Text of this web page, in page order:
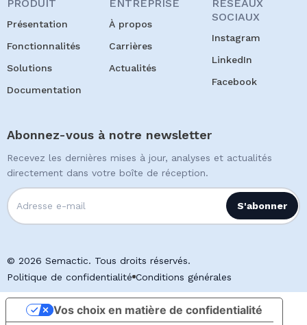
PRODUIT
Présentation
Fonctionnalités
Solutions
Documentation
ENTREPRISE
À propos
Carrières
Actualités
RÉSEAUX
SOCIAUX
Instagram
LinkedIn
Facebook
Abonnez-vous à notre newsletter
Recevez les dernières mises à jour, analyses et actualités
directement dans votre boîte de réception.
© 2026 Semactic. Tous droits réservés.
Politique de confidentialité Conditions générales
Vos choix en matière de confidentialité